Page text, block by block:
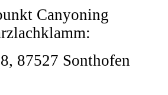
Canyoning
87527 Sonthofen